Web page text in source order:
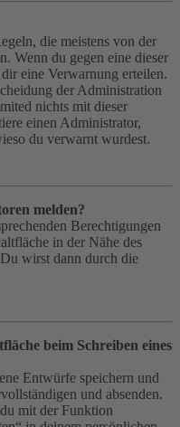
die meistens von der
Wenn du gegen eine dieser
eine Verwarnung erteilen.
der Administration
nichts mit dieser
einen Administrator,
du verwarnt wurdest.
melden?
Berechtigungen
in der Nähe des
wirst dann durch die
beim Schreiben eines
Entwürfe speichern und
und absenden.
mit der Funktion